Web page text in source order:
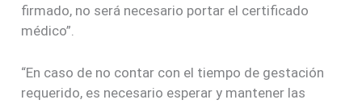
firmado, no será necesario portar el certificado
médico”.
“En caso de no contar con el tiempo de gestación
requerido, es necesario esperar y mantener las